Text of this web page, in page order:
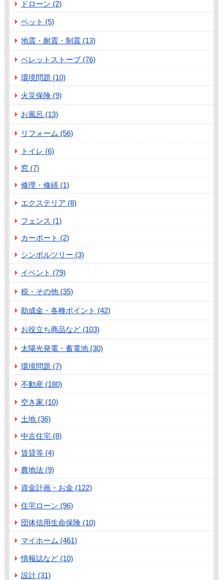
ドローン (2)
ペット (5)
地震・耐震・制震 (13)
ペレットストーブ (76)
環境問題 (10)
火災保険 (9)
お風呂 (13)
リフォーム (56)
トイレ (6)
窓 (7)
修理・修繕 (1)
エクステリア (8)
フェンス (1)
カーポート (2)
シンボルツリー (3)
イベント (79)
税・その他 (35)
助成金・各種ポイント (42)
お役立ち商品など (103)
太陽光発電・蓄電池 (30)
環境問題 (7)
不動産 (180)
空き家 (10)
土地 (36)
中古住宅 (8)
賃貸等 (4)
農地法 (9)
資金計画・お金 (122)
住宅ローン (96)
団体信用生命保険 (10)
マイホーム (461)
情報誌など (10)
設計 (31)